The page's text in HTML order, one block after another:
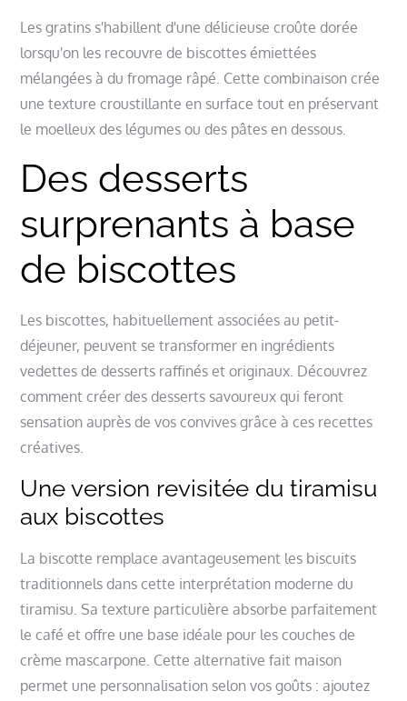
Les gratins s'habillent d'une délicieuse croûte dorée
lorsqu'on les recouvre de biscottes émiettées
mélangées à du fromage râpé. Cette combinaison crée
une texture croustillante en surface tout en préservant
le moelleux des légumes ou des pâtes en dessous.
Des desserts
surprenants à base
de biscottes
Les biscottes, habituellement associées au petit-
déjeuner, peuvent se transformer en ingrédients
vedettes de desserts raffinés et originaux. Découvrez
comment créer des desserts savoureux qui feront
sensation auprès de vos convives grâce à ces recettes
créatives.
Une version revisitée du tiramisu
aux biscottes
La biscotte remplace avantageusement les biscuits
traditionnels dans cette interprétation moderne du
tiramisu. Sa texture particulière absorbe parfaitement
le café et offre une base idéale pour les couches de
crème mascarpone. Cette alternative fait maison
permet une personnalisation selon vos goûts : ajoutez